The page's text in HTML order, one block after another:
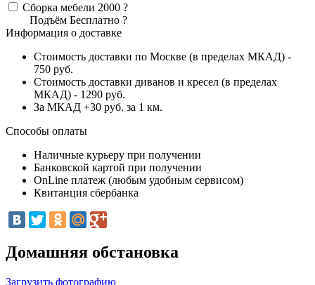
Сборка мебели 2000 ?
Подъём Бесплатно ?
Информация о доставке
Стоимость доставки по Москве (в пределах МКАД) -
750 руб.
Стоимость доставки диванов и кресел (в пределах
МКАД) - 1290 руб.
За МКАД +30 руб. за 1 км.
Способы оплаты
Наличные курьеру при получении
Банковской картой при получении
OnLine платеж (любым удобным сервисом)
Квитанция сбербанка
Домашняя обстановка
Загрузить фотографию